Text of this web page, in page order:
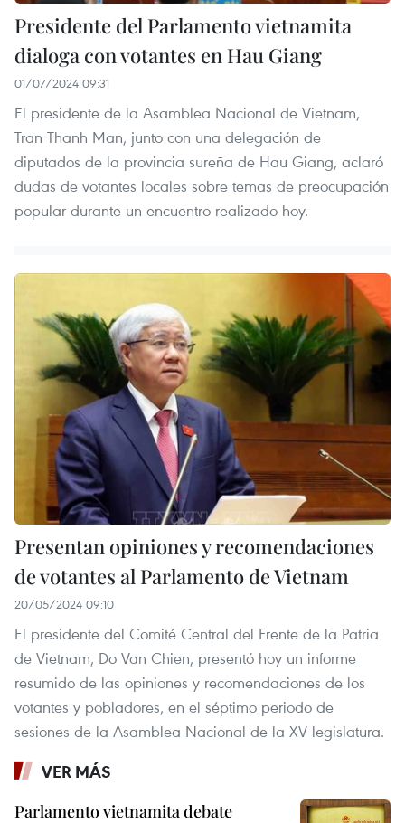
Presidente del Parlamento vietnamita
dialoga con votantes en Hau Giang
01/07/2024 09:31
El presidente de la Asamblea Nacional de Vietnam,
Tran Thanh Man, junto con una delegación de
diputados de la provincia sureña de Hau Giang, aclaró
dudas de votantes locales sobre temas de preocupación
popular durante un encuentro realizado hoy.
Presentan opiniones y recomendaciones
de votantes al Parlamento de Vietnam
20/05/2024 09:10
El presidente del Comité Central del Frente de la Patria
de Vietnam, Do Van Chien, presentó hoy un informe
resumido de las opiniones y recomendaciones de los
votantes y pobladores, en el séptimo periodo de
sesiones de la Asamblea Nacional de la XV legislatura.
VER MÁS
Parlamento vietnamita debate